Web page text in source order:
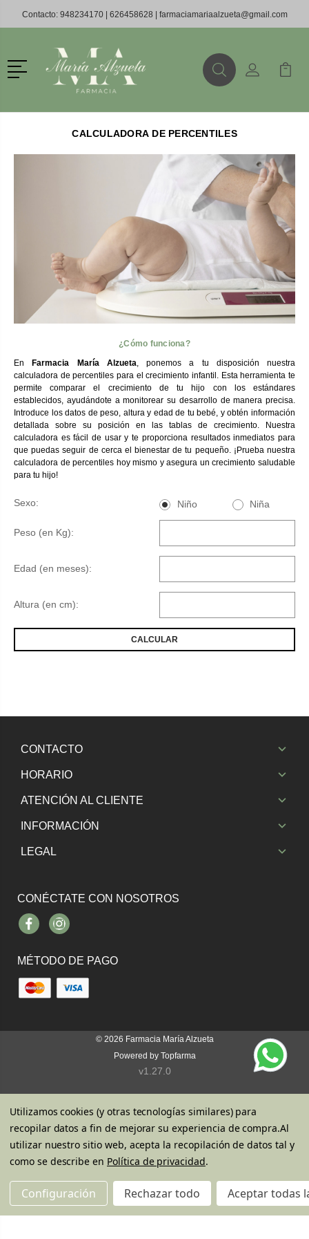
Contacto: 948234170| 626458628 | farmaciamariaalzueta@gmail.com
Menú
BuscarMi Cuenta
Mi
CALCULADORA DE PERCENTILES
¿Cómo funciona?
EnFarmacia María Alzueta , ponemos a tu disposición nuestra
calculadora de percentiles para el crecimiento infantil. Esta herramienta te
permite comparar el crecimiento de tu hijo con los estándares
establecidos, ayudándote a monitorear su desarrollo de manera precisa.
Introduce los datos de peso, altura y edad de tu bebé, y obtén información
detallada sobre su posición en las tablas de crecimiento. Nuestra
calculadora es fácil de usar y te proporciona resultados inmediatos para
que puedas seguir de cerca el bienestar de tu pequeño. ¡Prueba nuestra
calculadora de percentiles hoy mismo y asegura un crecimiento saludable
para tu hijo!
Sexo: Niño Niña
Peso (en Kg):
Edad (en meses):
Altura (en cm):
CONTACTO
HORARIO
ATENCIÓN AL CLIENTE
INFORMACIÓN
LEGAL
CONÉCTATE CON NOSOTROS
FacebookInstagram
MÉTODO DE PAGO
© 2026 Farmacia María Alzueta
Powered by Topfarma
v1.27.0
Utilizamos cookies (y otras tecnologías similares) para
recopilar datos a fin de mejorar su experiencia de compra.Al
utilizar nuestro sitio web, acepta la recopilación de datos tal y
como se describe en Política de privacidad.
Configuración Rechazar todo Aceptar todas